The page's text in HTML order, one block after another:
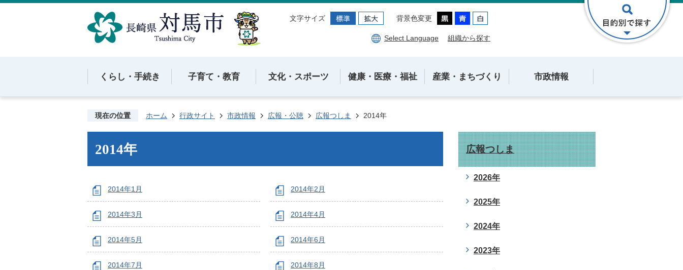
文字サイズ 背景色変更
Select Language 組織から探す
くらし・手続き 子育て・教育 文化・スポーツ 健康・医療・福祉 産業・まちづくり 市政情報
現在の位置 ホーム 行政サイト 市政情報 広報・公聴 広報つしま 2014年
2014年
2014年1月 2014年2月
2014年3月 2014年4月
2014年5月 2014年6月
2014年7月 2014年8月
広報つしま
2026年
2025年
2024年
2023年